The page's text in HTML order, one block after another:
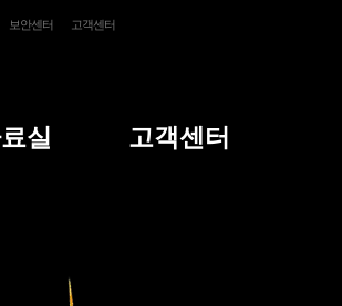
보안센터 고객센터
실 고객센터